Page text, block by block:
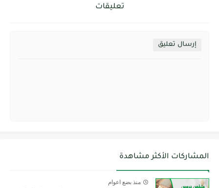
تعليقات
إرسال تعليق
المشاركات الأكثر مشاهدة
منذ بضع اعوام